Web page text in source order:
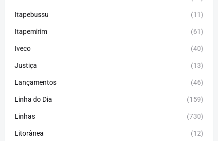
Itapebussu (11)
Itapemirim (61)
Iveco (40)
Justiça (13)
Lançamentos (46)
Linha do Dia (159)
Linhas (730)
Litorânea (12)